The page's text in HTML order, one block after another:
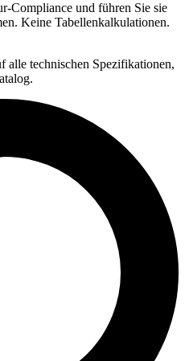
Compliance und führen Sie sie
Keine Tabellenkalkulationen.
alle technischen Spezifikationen,